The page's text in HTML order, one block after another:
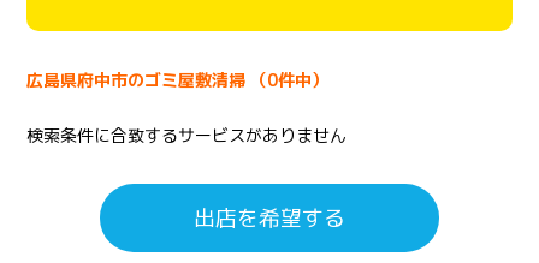
広島県府中市のゴミ屋敷清掃 （0件中）
検索条件に合致するサービスがありません
出店を希望する